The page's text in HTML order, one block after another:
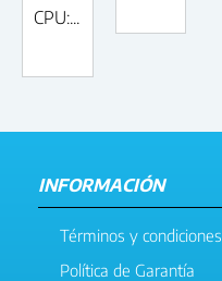
CPU:...
INFORMACIÓN
Términos y condiciones
Política de Garantía